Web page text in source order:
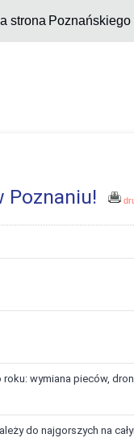
strona
Poznaniu!
wymiana pieców,
do najgorszych na